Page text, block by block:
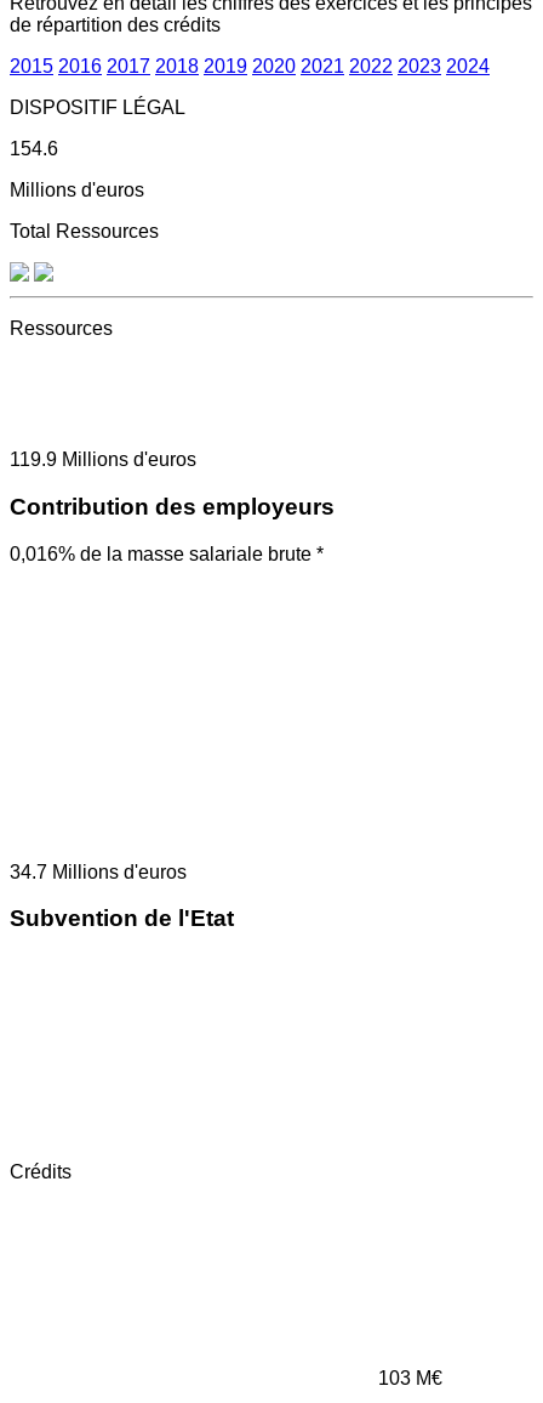
de répartition des crédits
2015 2016 2017 2018 2019 2020 2021 2022 2023 2024
DISPOSITIF LÉGAL
154.6
Millions d'euros
Total Ressources
Ressources
119.9 Millions d'euros
Contribution des employeurs
0,016% de la masse salariale brute *
34.7 Millions d'euros
Subvention de l'Etat
Crédits
103 M€